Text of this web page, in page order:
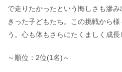
で走りたかったという悔しさも滲
きった子どもたち。この挑戦から
う。心も体もさらにたくましく成長
～順位：2位(1名)～